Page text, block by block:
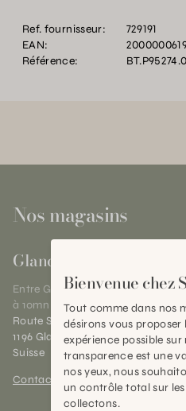
Ref. fournisseur:
729191
EAN:
Référence:
Nos magasins
Gland
Entre Genève et Lausanne,
à 10mn de Nyon
Route Suisse 40
1196 Gland (VD)
Suisse
Contact et horaires
Bienvenue chez
Tout comme dans nos
désirons vous proposer
expérience possible sur
transparence est une
nos yeux, nous
un contrôle total sur
collectons.